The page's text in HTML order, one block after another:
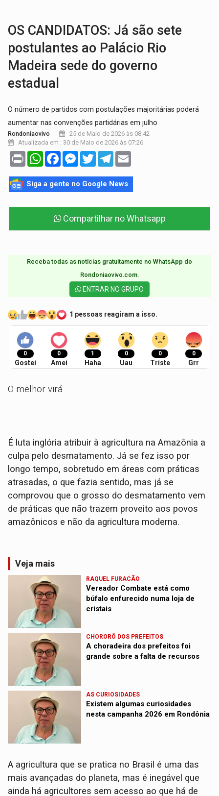
OS CANDIDATOS: Já são sete
postulantes ao Palácio Rio
Madeira sede do governo
estadual
O número de partidos com postulações majoritárias poderá
aumentar nas convenções partidárias em julho
Rondoniaovivo
25 de Maio de 2026 às 08:42
Atualizada em : 30 de Maio de 2026 às 07:26
Print WhatsAppFacebookMessenger
TwitterTelegram
Siga a gente no Google News
Compartilhar no Whatsapp
Receba todas as notícias gratuitamente no WhatsApp do
Rondoniaovivo.com.​
ENTRAR NO GRUPO
1 pessoas reagiram a isso.
0
Gostei
0
Amei
1
Haha
0
Uau
0
Triste
0
Grr
O melhor virá
É luta inglória atribuir à agricultura na Amazônia a
culpa pelo desmatamento. Já se fez isso por
longo tempo, sobretudo em áreas com práticas
atrasadas, o que fazia sentido, mas já se
comprovou que o grosso do desmatamento vem
de práticas que não trazem proveito aos povos
amazônicos e não da agricultura moderna.
Veja mais
RAQUEL FURACÃO
Vereador Combate está como
búfalo enfurecido numa loja de
cristais
CHORORÔ DOS PREFEITOS
A choradeira dos prefeitos foi
grande sobre a falta de recursos
AS CURIOSIDADES
Existem algumas curiosidades
nesta campanha 2026 em Rondônia
A agricultura que se pratica no Brasil é uma das
mais avançadas do planeta, mas é inegável que
ainda há agricultores sem acesso ao que há de